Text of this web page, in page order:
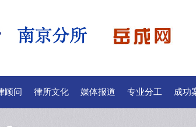
顾问 律所文化 媒体报道 专业分工 成功